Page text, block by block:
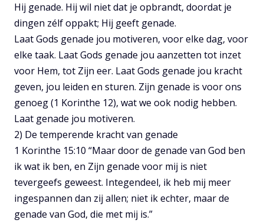
Hij genade. Hij wil niet dat je opbrandt, doordat je
dingen zélf oppakt; Hij geeft genade.
Laat Gods genade jou motiveren, voor elke dag, voor
elke taak. Laat Gods genade jou aanzetten tot inzet
voor Hem, tot Zijn eer. Laat Gods genade jou kracht
geven, jou leiden en sturen. Zijn genade is voor ons
genoeg (1 Korinthe 12), wat we ook nodig hebben.
Laat genade jou motiveren.
2) De temperende kracht van genade
1 Korinthe 15:10 “Maar door de genade van God ben
ik wat ik ben, en Zijn genade voor mij is niet
tevergeefs geweest. Integendeel, ik heb mij meer
ingespannen dan zij allen; niet ik echter, maar de
genade van God, die met mij is.”